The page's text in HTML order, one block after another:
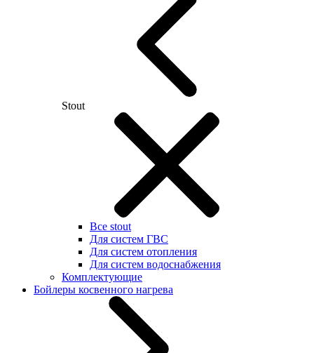
Stout
Все stout
Для систем ГВС
Для систем отопления
Для систем водоснабжения
Комплектующие
Бойлеры косвенного нагрева